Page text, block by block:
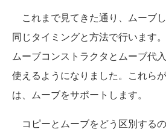
これまで見てきた通り、ムーブ
同じタイミングと方法で行います
ムーブコンストラクタとムーブ代
使えるようになりました。これら
は、ムーブをサポートします。
コピーとムーブをどう区別する